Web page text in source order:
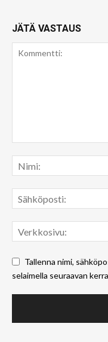
JÄTÄ VASTAUS
Tallenna nimi,
selaimella seuraavan